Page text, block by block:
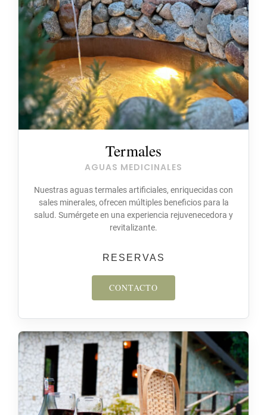
Termales
AGUAS MEDICINALES
Nuestras aguas termales artificiales, enriquecidas con
sales minerales, ofrecen múltiples beneficios para la
salud. Sumérgete en una experiencia rejuvenecedora y
revitalizante.
RESERVAS
CONTACTO